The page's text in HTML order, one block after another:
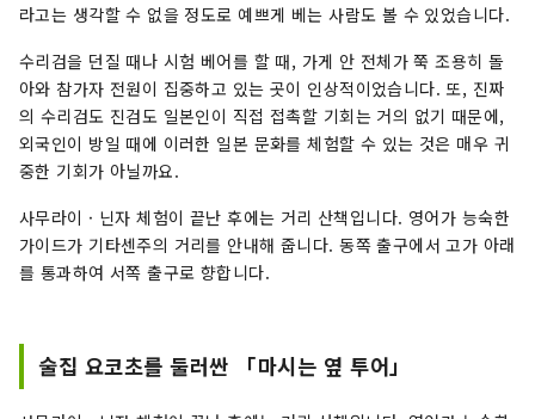
라고는 생각할 수 없을 정도로 예쁘게 베는 사람도 볼 수 있었습니다.
수리검을 던질 때나 시험 베어를 할 때, 가게 안 전체가 쭉 조용히 돌
아와 참가자 전원이 집중하고 있는 곳이 인상적이었습니다. 또, 진짜
의 수리검도 진검도 일본인이 직접 접촉할 기회는 거의 없기 때문에,
외국인이 방일 때에 이러한 일본 문화를 체험할 수 있는 것은 매우 귀
중한 기회가 아닐까요.
사무라이 · 닌자 체험이 끝난 후에는 거리 산책입니다. 영어가 능숙한
가이드가 기타센주의 거리를 안내해 줍니다. 동쪽 출구에서 고가 아래
를 통과하여 서쪽 출구로 향합니다.
술집 요코초를 둘러싼 「마시는 옆 투어」